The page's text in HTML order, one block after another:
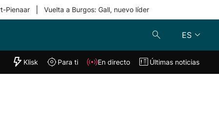
Pienaar Vuelta a Burgos: Gall, nuevo líder
ES
"Helmuga"
Klisk En directo
Klisk Para ti En directo Últimas noticias